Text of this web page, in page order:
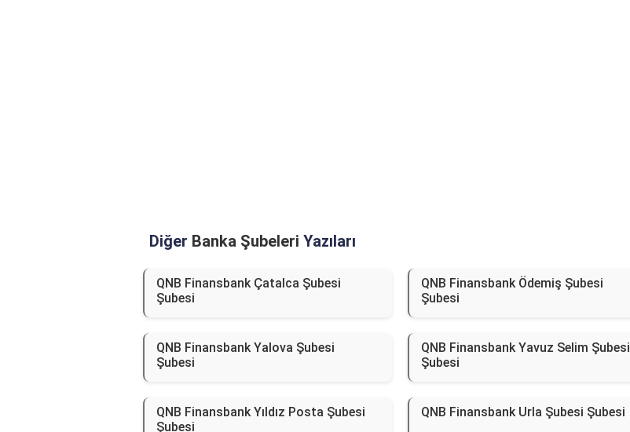
Diğer Banka Şubeleri Yazıları
QNB Finansbank Çatalca Şubesi
Şubesi
QNB Finansbank Ödemiş Şubesi
Şubesi
QNB Finansbank Yalova Şubesi
Şubesi
QNB Finansbank Yavuz Selim Şubesi
Şubesi
QNB Finansbank Yıldız Posta Şubesi
Şubesi
QNB Finansbank Urla Şubesi Şubesi